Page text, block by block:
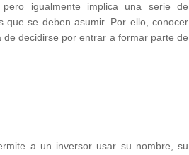
igualmente implica una serie de
se deben asumir. Por ello, conocer
decidirse por entrar a formar parte de
a un inversor usar su nombre, su